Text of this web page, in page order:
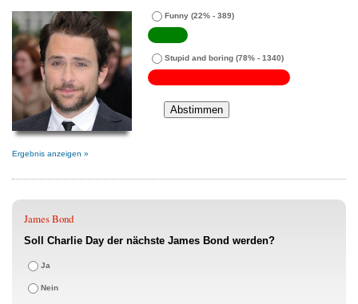
Funny (22% - 389)
Stupid and boring (78% - 1340)
Ergebnis anzeigen »
James Bond
Soll Charlie Day der nächste James Bond werden?
Ja
Nein